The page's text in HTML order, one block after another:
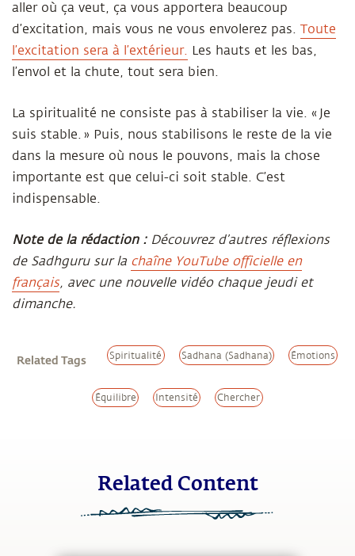
aller où ça veut, ça vous apportera beaucoup
d’excitation, mais vous ne vous envolerez pas. Toute
l’excitation sera à l’extérieur. Les hauts et les bas,
l’envol et la chute, tout sera bien.
La spiritualité ne consiste pas à stabiliser la vie. « Je
suis stable. » Puis, nous stabilisons le reste de la vie
dans la mesure où nous le pouvons, mais la chose
importante est que celui-ci soit stable. C’est
indispensable.
Note de la rédaction : Découvrez d’autres réflexions
de Sadhguru sur la chaîne YouTube officielle en
français, avec une nouvelle vidéo chaque jeudi et
dimanche.
Related Tags Spiritualité Sadhana (Sadhana) Émotions
Équilibre Intensité Chercher
Related Content